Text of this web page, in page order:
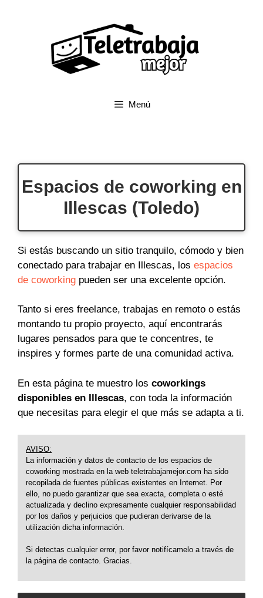
Menú
Espacios de coworking en
Illescas (Toledo)
Si estás buscando un sitio tranquilo, cómodo y bien
conectado para trabajar en Illescas, los espacios
de coworking pueden ser una excelente opción.
Tanto si eres freelance, trabajas en remoto o estás
montando tu propio proyecto, aquí encontrarás
lugares pensados para que te concentres, te
inspires y formes parte de una comunidad activa.
En esta página te muestro los coworkings
disponibles en Illescas, con toda la información
que necesitas para elegir el que más se adapta a ti.
AVISO:
La información y datos de contacto de los espacios de
coworking mostrada en la web teletrabajamejor.com ha sido
recopilada de fuentes públicas existentes en Internet. Por
ello, no puedo garantizar que sea exacta, completa o esté
actualizada y declino expresamente cualquier responsabilidad
por los daños y perjuicios que pudieran derivarse de la
utilización dicha información.
Si detectas cualquier error, por favor notifícamelo a través de
la página de contacto. Gracias.